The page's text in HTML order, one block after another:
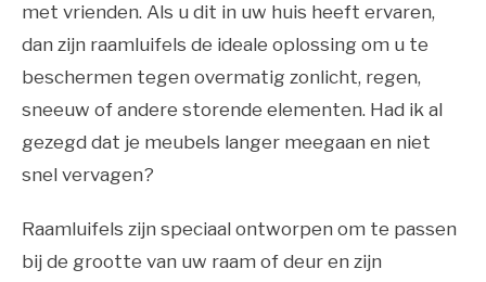
met vrienden. Als u dit in uw huis heeft ervaren,
dan zijn raamluifels de ideale oplossing om u te
beschermen tegen overmatig zonlicht, regen,
sneeuw of andere storende elementen. Had ik al
gezegd dat je meubels langer meegaan en niet
snel vervagen?
Raamluifels zijn speciaal ontworpen om te passen
bij de grootte van uw raam of deur en zijn